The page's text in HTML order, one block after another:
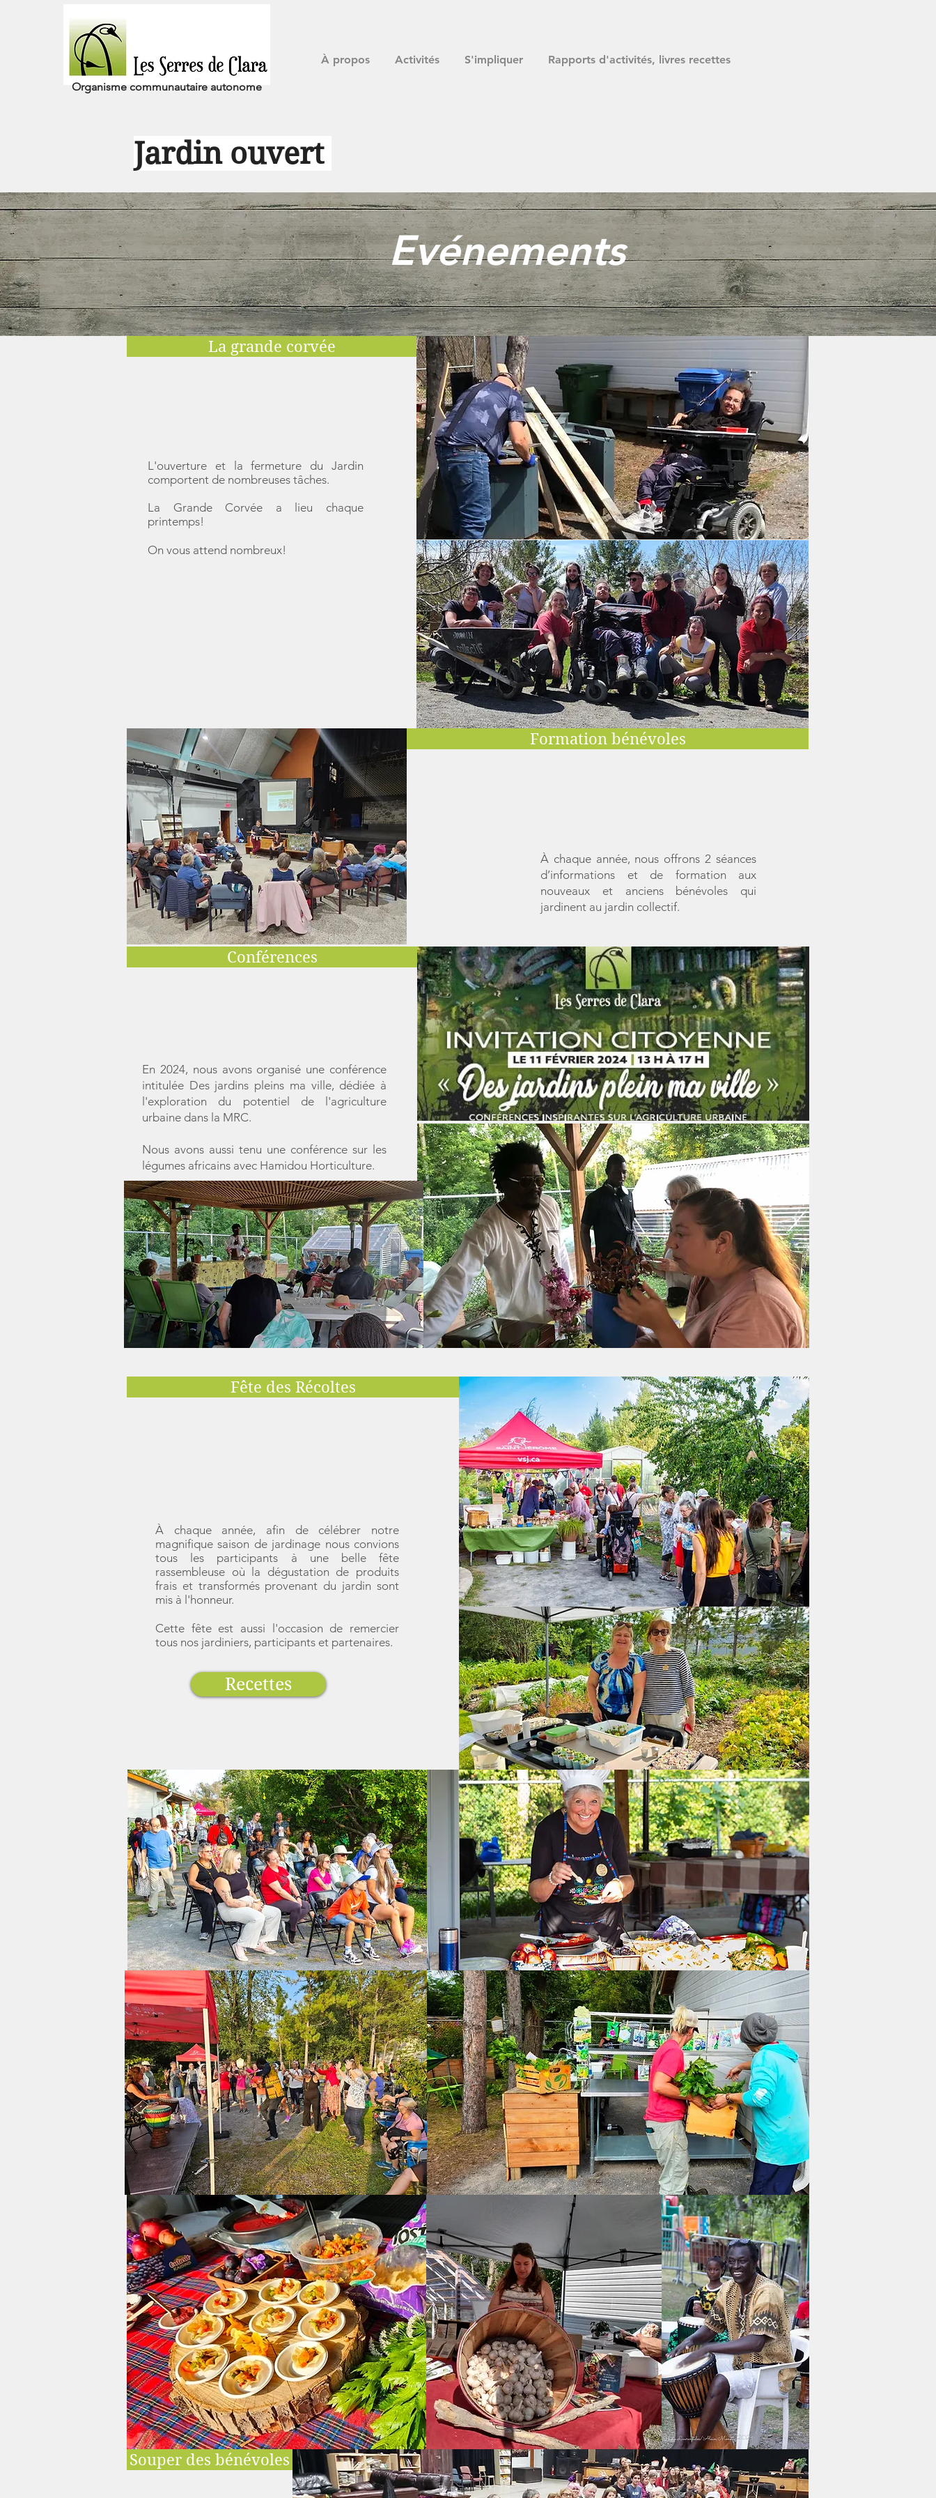
Organisme communautaire autonome
À propos Activités S'impliquer Rapports d'activités, livres recettes
Jardin ouvert
Evénements
La grande corvée
L'ouverture et la fermeture du Jardin
comportent de nombreuses tâches.
La Grande Corvée a lieu chaque
printemps!
On vous attend nombreux!
Formation bénévoles
À chaque année, nous offrons 2 séances
d’informations et de formation aux
nouveaux et anciens bénévoles qui
jardinent au jardin collectif.
En 2024, nous avons organisé une conférence
intitulée Des jardins pleins ma ville, dédiée à
l'exploration du potentiel de l'agriculture
urbaine dans la MRC.
​Nous avons aussi tenu une conférence sur les
légumes africains avec Hamidou Horticulture.
Conférences
À chaque année, afin de célébrer notre
magnifique saison de jardinage nous convions
tous les participants à une belle fête
rassembleuse où la dégustation de produits
frais et transformés provenant du jardin sont
mis à l'honneur.
Cette fête est aussi l'occasion de remercier
tous nos jardiniers, participants et partenaires.
Recettes
Fête des Récoltes
Souper des bénévoles